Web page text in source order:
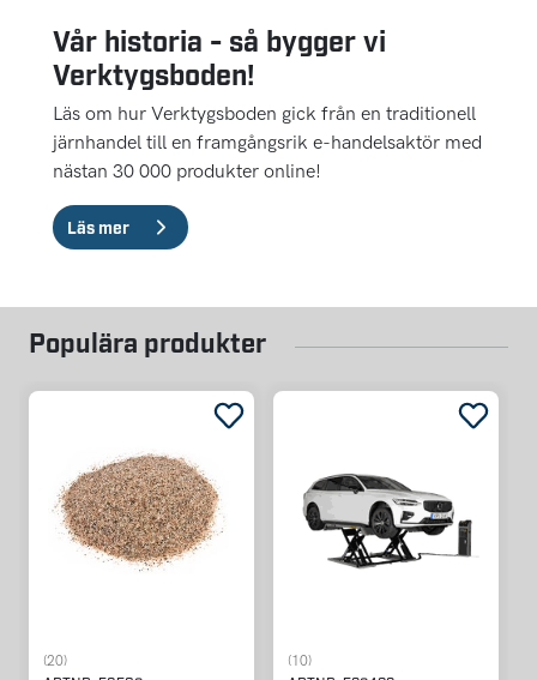
Vår historia - så bygger vi
Verktygsboden!
Läs om hur Verktygsboden gick från en traditionell
järnhandel till en framgångsrik e-handelsaktör med
nästan 30 000 produkter online!
Läs mer
Populära produkter
(20)
(10)